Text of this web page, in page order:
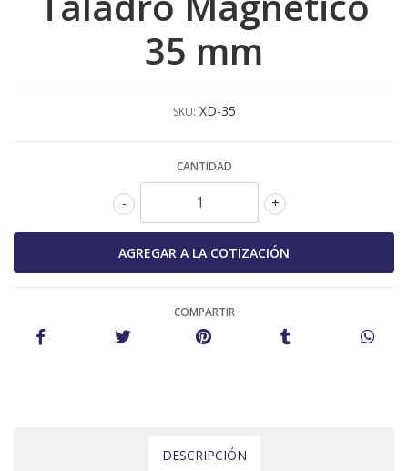
35 mm
SKU: XD-35
CANTIDAD
+
-
COMPARTIR
DESCRIPCIÓN